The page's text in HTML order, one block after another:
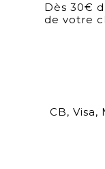
Dès 30€
de votre
CB,